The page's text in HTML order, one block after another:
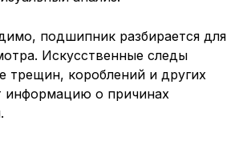
подшипник разбирается для
Искусственные следы
трещин, короблений и других
информацию о причинах